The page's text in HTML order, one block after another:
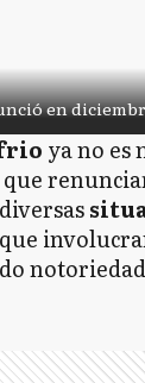
en
ya no es
que